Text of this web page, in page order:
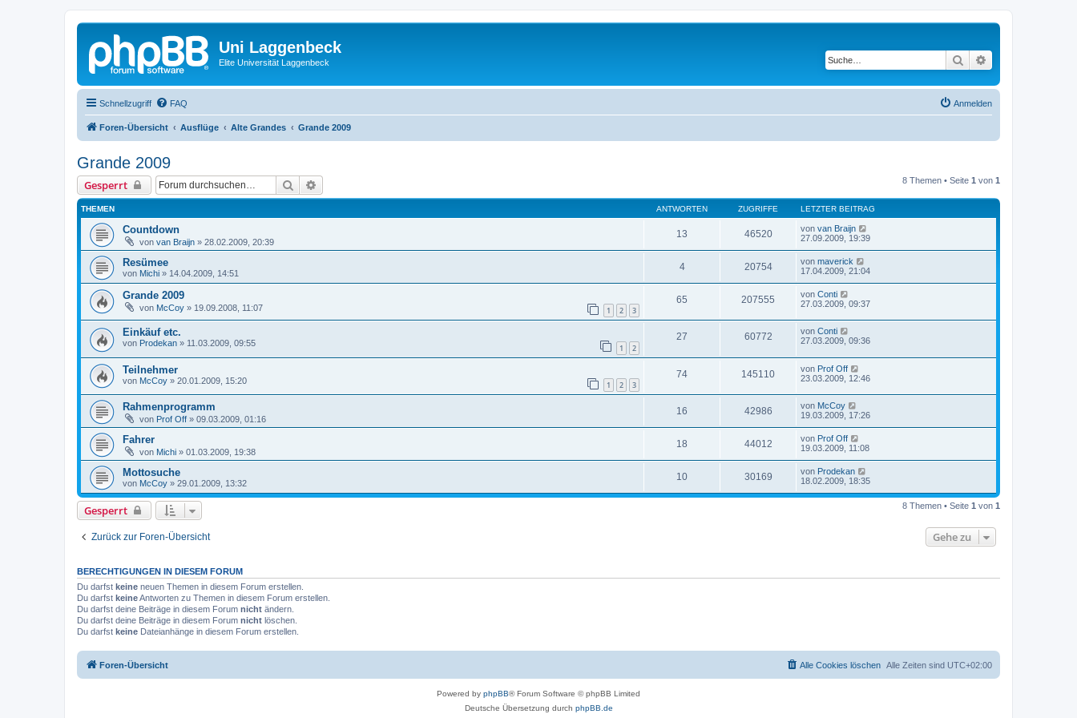
Uni Laggenbeck
Elite Universität Laggenbeck Suche
Schnellzugriff FAQ Anmelden
Foren-Übersicht Ausflüge Alte Grandes Grande 2009
Grande 2009
Gesperrt Suche 8 Themen • Seite 1 von 1
THEMEN ANTWORTEN ZUGRIFFE LETZTER BEITRAG
Countdown
von van Braijn » 28.02.2009, 20:39
13 46520 von van Braijn
27.09.2009, 19:39
Resümee
von Michi » 14.04.2009, 14:51
4 20754 von maverick
17.04.2009, 21:04
Grande 2009
von McCoy » 19.09.2008, 11:07 1 2 3
65 207555 von Conti
27.03.2009, 09:37
Einkäuf etc.
von Prodekan » 11.03.2009, 09:55 1 2
27 60772 von Conti
27.03.2009, 09:36
Teilnehmer
von McCoy » 20.01.2009, 15:20 1 2 3
74 145110 von Prof Off
23.03.2009, 12:46
Rahmenprogramm
von Prof Off » 09.03.2009, 01:16
16 42986 von McCoy
19.03.2009, 17:26
Fahrer
von Michi » 01.03.2009, 19:38
18 44012 von Prof Off
19.03.2009, 11:08
Mottosuche
von McCoy » 29.01.2009, 13:32
10 30169 von Prodekan
18.02.2009, 18:35
Gesperrt 8 Themen • Seite 1 von 1
Zurück zur Foren-Übersicht Gehe zu
BERECHTIGUNGEN IN DIESEM FORUM
Du darfst keine neuen Themen in diesem Forum erstellen.
Du darfst keineAntworten zu Themen in diesem Forum erstellen.
Du darfst deine Beiträge in diesem Forum nicht ändern.
Du darfst deine Beiträge in diesem Forum nicht löschen.
Du darfst keine Dateianhänge in diesem Forum erstellen.
Foren-Übersicht Alle Zeiten sind UTC+02:00
Alle Cookies löschen
Powered by phpBB® Forum Software © phpBB Limited
Deutsche Übersetzung durch phpBB.de